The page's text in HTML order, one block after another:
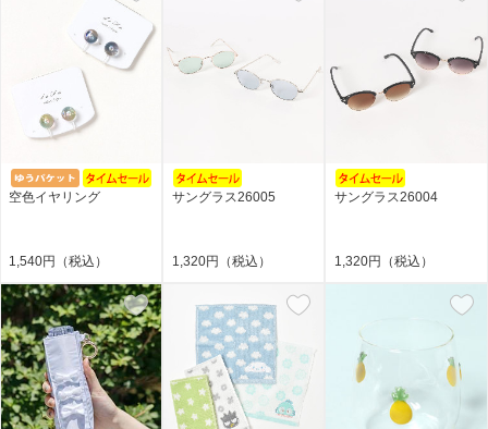
空色イヤリング
1,540円（税込）
サングラス26005
1,320円（税込）
サングラス26004
1,320円（税込）